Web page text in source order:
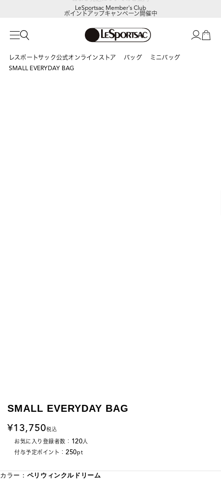
LeSportsac Member's Club
ポイントアップキャンペーン開催中
レスポートサック公式オンラインストア バッグ
ミニバッグ
SMALL EVERYDAY BAG
SMALL EVERYDAY BAG
13,750税込
お気に入り登録者数： 120人
付与予定ポイント： 250pt
カラー： ペリウィンクルドリーム